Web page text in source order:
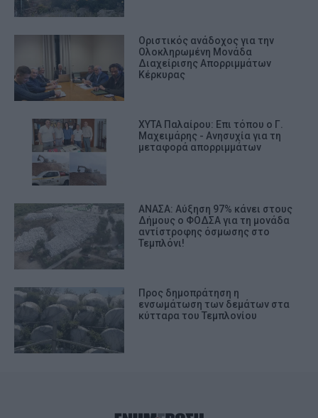
Οριστικός ανάδοχος για την
Ολοκληρωμένη Μονάδα
Διαχείρισης Απορριμμάτων
Κέρκυρας
ΧΥΤΑ Παλαίρου: Επι τόπου ο Γ.
Μαχειμάρης - Ανησυχία για τη
μεταφορά απορριμμάτων
ΑΝΑΣΑ: Αύξηση 97% κάνει στους
Δήμους ο ΦΟΔΣΑ για τη μονάδα
αντίστροφης όσμωσης στο
Τεμπλόνι!
Προς δημοπράτηση η
ενσωμάτωση των δεμάτων στα
κύτταρα του Τεμπλονίου